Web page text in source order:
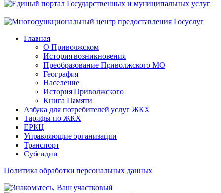
Главная
О Приволжском
История возникновения
Преобразование Приволжского МО
География
Население
История Приволжского
Книга Памяти
Азбука для потребителей услуг ЖКХ
Тарифы по ЖКХ
ЕРКЦ
Управляющие организации
Транспорт
Субсидии
Политика обработки персональных данных